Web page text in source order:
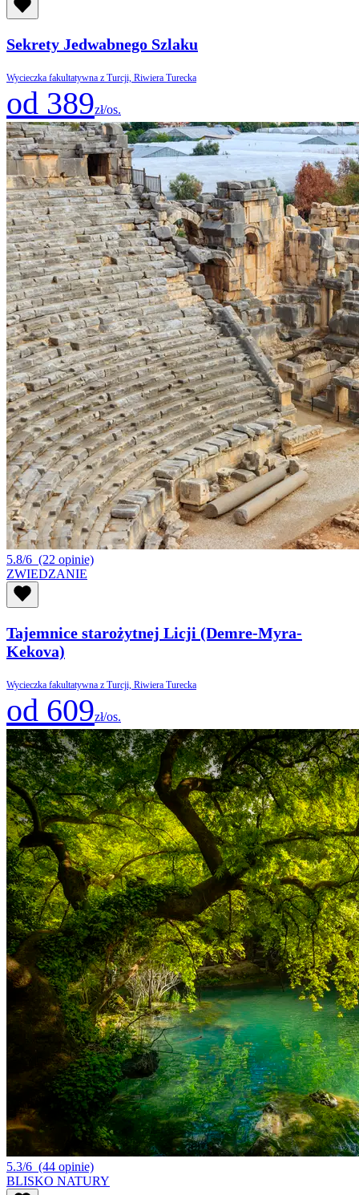
Sekrety Jedwabnego Szlaku
Wycieczka fakultatywna z Turcji, Riwiera Turecka
od 389zł/os.
5.8/6 (22 opinie)
ZWIEDZANIE
Tajemnice starożytnej Licji (Demre-Myra-
Kekova)
Wycieczka fakultatywna z Turcji, Riwiera Turecka
od 609zł/os.
5.3/6 (44 opinie)
BLISKO NATURY